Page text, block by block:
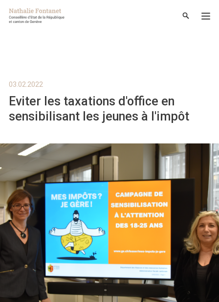
03.02.2022
Eviter les taxations d'office en
sensibilisant les jeunes à l'impôt